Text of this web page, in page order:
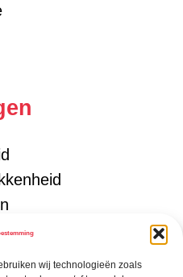
wij technologieën zoals